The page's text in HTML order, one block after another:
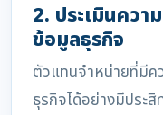
2. ประเมินควา
ข้อมูลธุรกิจ
ตัวแทนจำหน่ายที่มีค
ธุรกิจได้อย่างมีประ